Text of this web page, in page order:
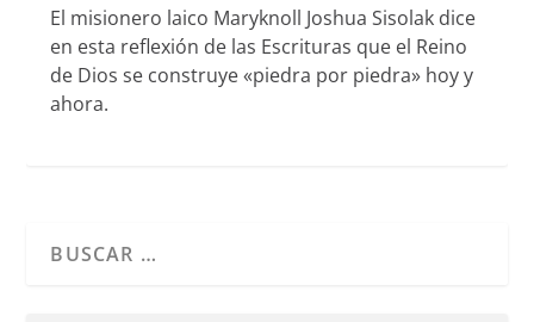
El misionero laico Maryknoll Joshua Sisolak dice
en esta reflexión de las Escrituras que el Reino
de Dios se construye «piedra por piedra» hoy y
ahora.